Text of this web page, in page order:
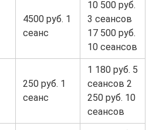
4500 руб. 1
сеанс
10 500 руб.
3 сеансов
17 500 руб.
10 сеансов
250 руб. 1
сеанс
1 180 руб. 5
сеансов 2
250 руб. 10
сеансов